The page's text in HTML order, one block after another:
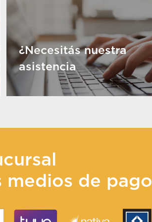
¿Necesitás nuestra
asistencia
medios de pago